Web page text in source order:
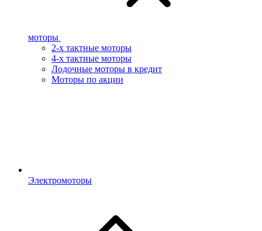
моторы
2-х тактные моторы
4-х тактные моторы
Лодочные моторы в кредит
Моторы по акции
Электромоторы